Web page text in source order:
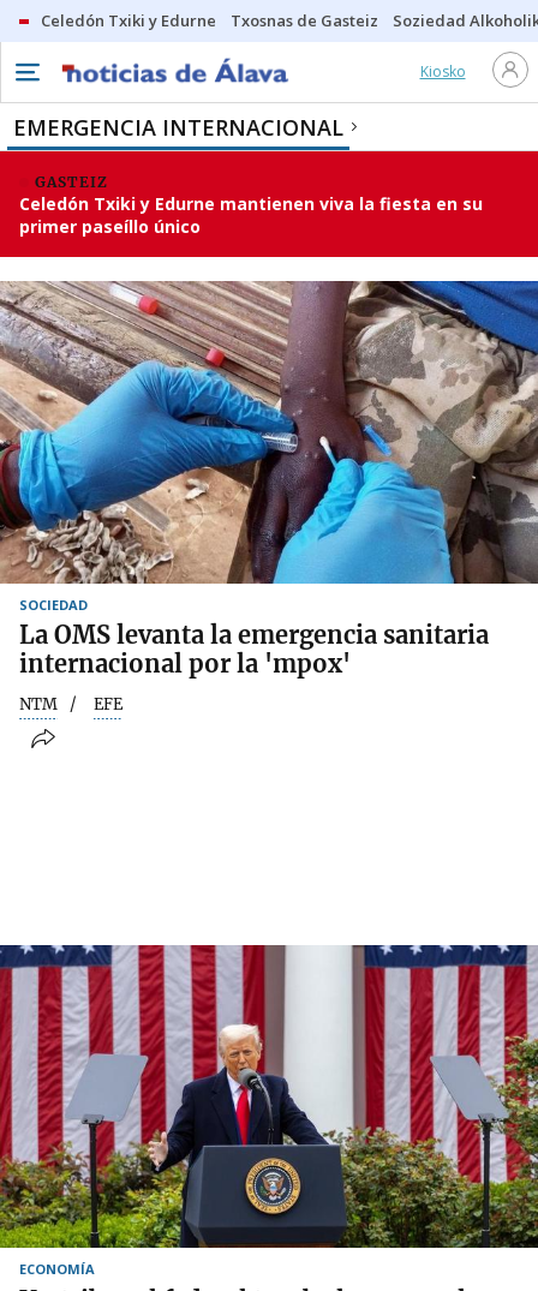
Celedón Txiki y Edurne Txosnas de Gasteiz Soziedad
Kiosko
EMERGENCIA INTERNACIONAL
GASTEIZ
Celedón Txiki y Edurne mantienen viva la fiesta en su
primer paseíllo único
SOCIEDAD
La OMS levanta la emergencia sanitaria
internacional por la 'mpox'
NTM EFE
ECONOMÍA